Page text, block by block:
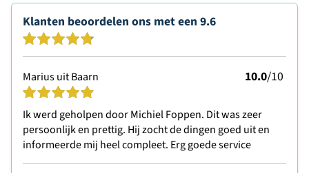
Klanten beoordelen ons met een 9.6
Marius uit Baarn 10.0/10
Ik werd geholpen door Michiel Foppen. Dit was zeer
persoonlijk en prettig. Hij zocht de dingen goed uit en
informeerde mij heel compleet. Erg goede service